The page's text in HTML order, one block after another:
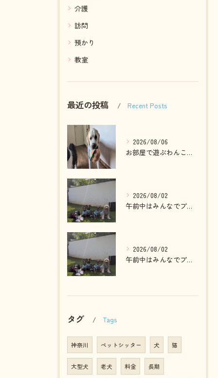
介護
訪問
預かり
教室
最近の投稿 Recent Posts
2026/08/06
お部屋で遊ぶわんこさん💓
2026/08/02
午前中はみんなでプール入ったりランで走って遊ぶわんこさん💓
2026/08/02
午前中はみんなでプール入ったりランで走って遊ぶわんこさん💓
タグ Tags
神奈川 ペットシッター 犬 猫
大型犬 老犬 料金 長期